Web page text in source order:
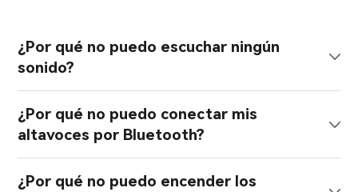
¿Por qué no puedo escuchar ningún
sonido?
¿Por qué no puedo conectar mis
altavoces por Bluetooth?
¿Por qué no puedo encender los